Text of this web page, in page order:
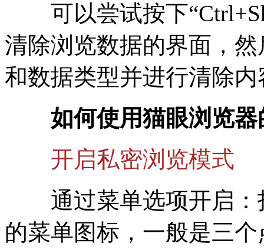
可以尝试按下
清除浏览数据的界面，
和数据类型并进行清除内
如何使用猫眼浏览器
开启私密浏览模式
通过菜单选项开启：
的菜单图标，一般是三